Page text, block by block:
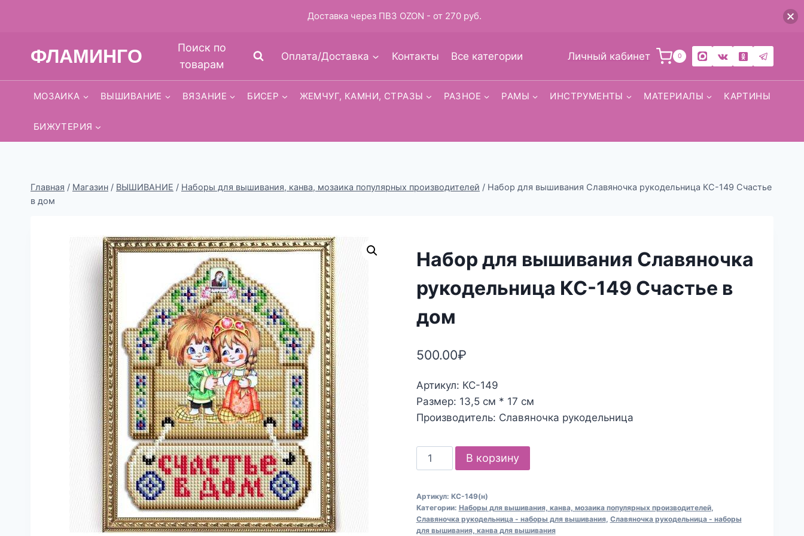
ФЛАМИНГО
Поиск по
товарам
Оплата/Доставка Контакты Все категории Личный кабинет 0
МОЗАИКА ВЫШИВАНИЕ ВЯЗАНИЕ БИСЕР ЖЕМЧУГ, КАМНИ, СТРАЗЫ РАЗНОЕ РАМЫ ИНСТРУМЕНТЫ МАТЕРИАЛЫ КАРТИНЫ
БИЖУТЕРИЯ
Главная / Магазин / ВЫШИВАНИЕ / Наборы для вышивания, канва, мозаика популярных производителей / Набор для вышивания Славяночка рукодельница КС-149 Счастье
в дом
Набор для вышивания Славяночка
рукодельница КС-149 Счастье в
дом
500.00₽
Артикул: КС-149
Размер: 13,5 см * 17 см
Производитель: Славяночка рукодельница
Количество
товара
для
вышивания
В корзину
Артикул: КС-149(н)
Категории: Наборы для вышивания, канва, мозаика популярных производителей,
Славяночка рукодельница - наборы для вышивания, Славяночка рукодельница - наборы
для вышивания, канва для вышивания
Доставка через ПВЗ OZON - от 270 руб.